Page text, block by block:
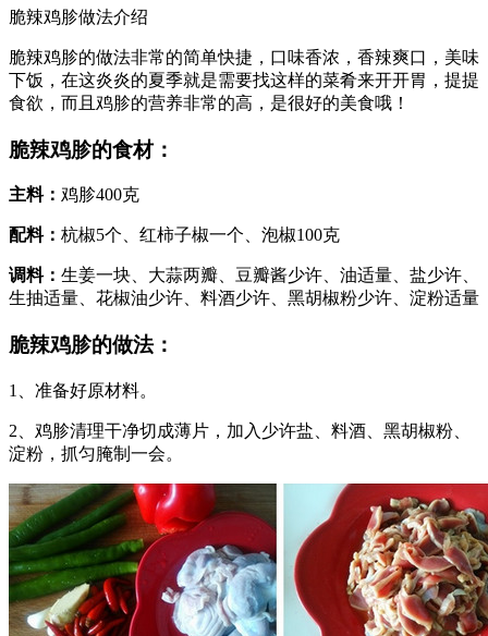
脆辣鸡胗做法介绍
脆辣鸡胗的做法非常的简单快捷，口味香浓，香辣爽口，美味
下饭，在这炎炎的夏季就是需要找这样的菜肴来开开胃，提提
食欲，而且鸡胗的营养非常的高，是很好的美食哦！
脆辣鸡胗的食材：
主料： 鸡胗400克
配料： 杭椒5个、红柿子椒一个、泡椒100克
调料： 生姜一块、大蒜两瓣、豆瓣酱少许、油适量、盐少许、
生抽适量、花椒油少许、料酒少许、黑胡椒粉少许、淀粉适量
脆辣鸡胗的做法：
1、准备好原材料。
2、鸡胗清理干净切成薄片，加入少许盐、料酒、黑胡椒粉、
淀粉，抓匀腌制一会。